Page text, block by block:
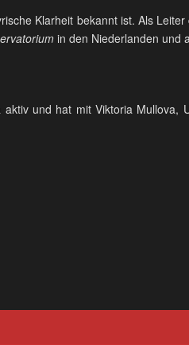
Klarheit bekannt ist. Als
in den Niederlanden und
und hat mit Viktoria Mullova,